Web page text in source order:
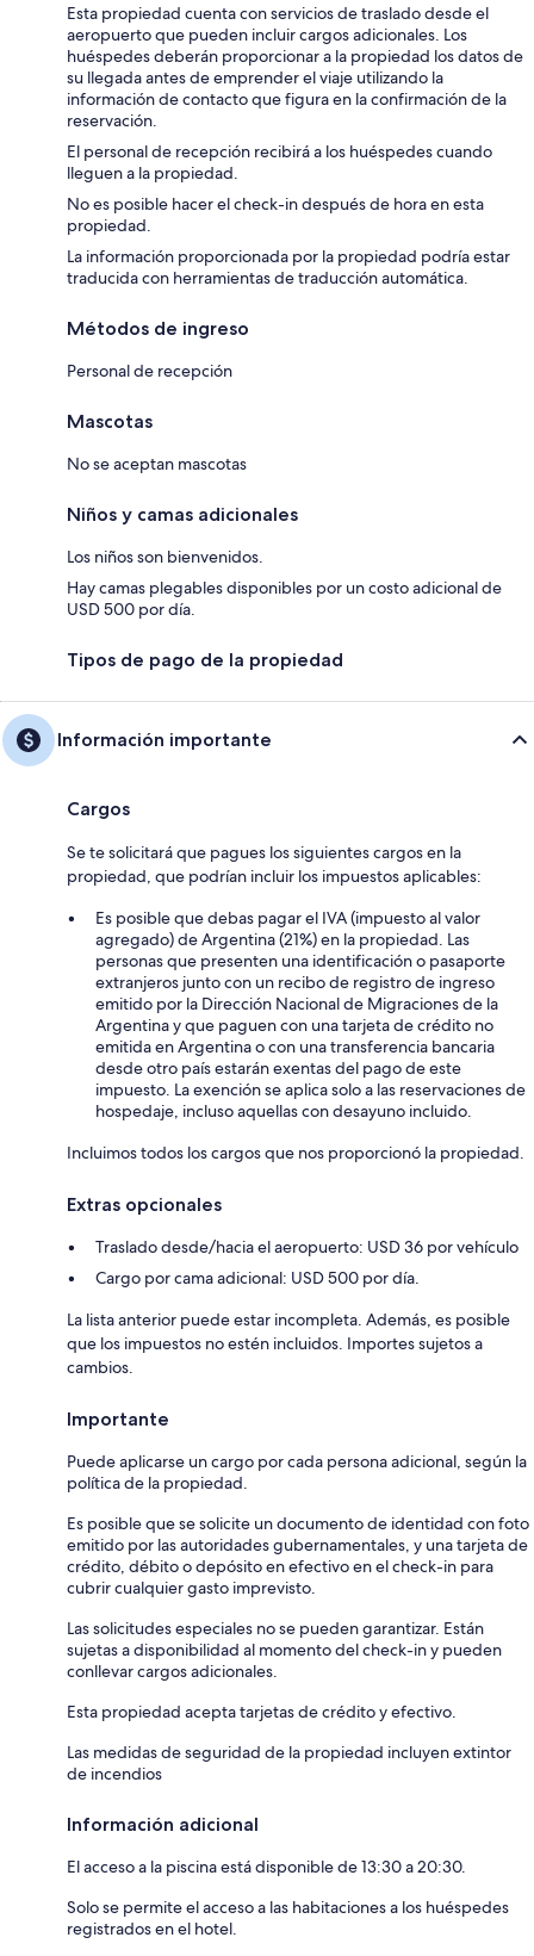
Esta propiedad cuenta con servicios de traslado desde el
aeropuerto que pueden incluir cargos adicionales. Los
huéspedes deberán proporcionar a la propiedad los datos de
su llegada antes de emprender el viaje utilizando la
información de contacto que figura en la confirmación de la
reservación.
El personal de recepción recibirá a los huéspedes cuando
lleguen a la propiedad.
No es posible hacer el check-in después de hora en esta
propiedad.
La información proporcionada por la propiedad podría estar
traducida con herramientas de traducción automática.
Métodos de ingreso
Personal de recepción
Mascotas
No se aceptan mascotas
Niños y camas adicionales
Los niños son bienvenidos.
Hay camas plegables disponibles por un costo adicional de
USD 500 por día.
Tipos de pago de la propiedad
Información importante
Cargos
Se te solicitará que pagues los siguientes cargos en la
propiedad, que podrían incluir los impuestos aplicables:
Es posible que debas pagar el IVA (impuesto al valor
agregado) de Argentina (21%) en la propiedad. Las
personas que presenten una identificación o pasaporte
extranjeros junto con un recibo de registro de ingreso
emitido por la Dirección Nacional de Migraciones de la
Argentina y que paguen con una tarjeta de crédito no
emitida en Argentina o con una transferencia bancaria
desde otro país estarán exentas del pago de este
impuesto. La exención se aplica solo a las reservaciones de
hospedaje, incluso aquellas con desayuno incluido.
Incluimos todos los cargos que nos proporcionó la propiedad.
Extras opcionales
Traslado desde/hacia el aeropuerto: USD 36 por vehículo
Cargo por cama adicional: USD 500 por día.
La lista anterior puede estar incompleta. Además, es posible
que los impuestos no estén incluidos. Importes sujetos a
cambios.
Importante
Puede aplicarse un cargo por cada persona adicional, según la
política de la propiedad.
Es posible que se solicite un documento de identidad con foto
emitido por las autoridades gubernamentales, y una tarjeta de
crédito, débito o depósito en efectivo en el check-in para
cubrir cualquier gasto imprevisto.
Las solicitudes especiales no se pueden garantizar. Están
sujetas a disponibilidad al momento del check-in y pueden
conllevar cargos adicionales.
Esta propiedad acepta tarjetas de crédito y efectivo.
Las medidas de seguridad de la propiedad incluyen extintor
de incendios
Información adicional
El acceso a la piscina está disponible de 13:30 a 20:30.
Solo se permite el acceso a las habitaciones a los huéspedes
registrados en el hotel.